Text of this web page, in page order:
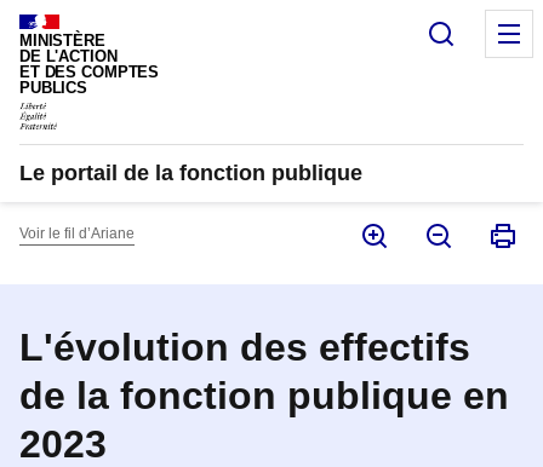
Panneau de gestion des cookies
MINISTÈRE
DE L'ACTION
ET DES COMPTES
PUBLICS
Le portail de la fonction publique
Voir le fil d’Ariane
L'évolution des effectifs
de la fonction publique en
2023